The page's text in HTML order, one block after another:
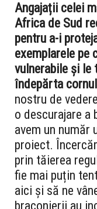
Angajații celei
Africa de Sud
pentru a-i
exemplarele pe
vulnerabile și le
îndepărta
nostru de
o descurajare a
avem un număr
proiect.
prin tăierea
fie mai puțin
aici și să ne
braconierii au